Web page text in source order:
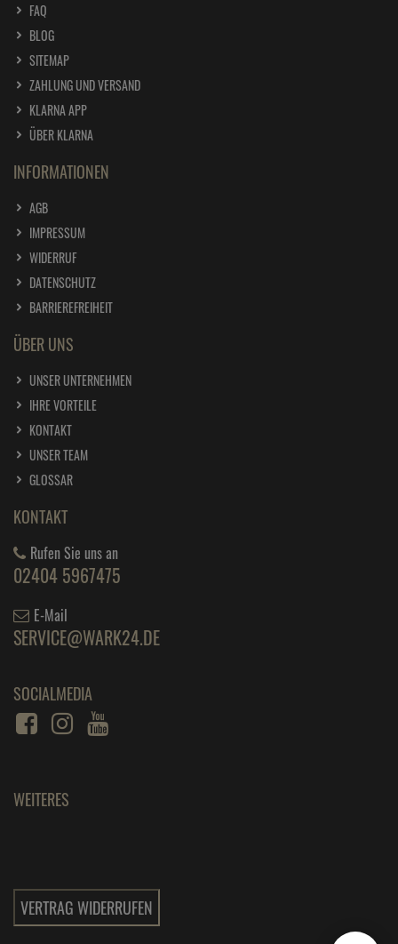
FAQ
BLOG
SITEMAP
ZAHLUNG UND VERSAND
KLARNA APP
ÜBER KLARNA
INFORMATIONEN
AGB
IMPRESSUM
WIDERRUF
DATENSCHUTZ
BARRIEREFREIHEIT
ÜBER UNS
UNSER UNTERNEHMEN
IHRE VORTEILE
KONTAKT
UNSER TEAM
GLOSSAR
KONTAKT
Rufen Sie uns an
02404 5967475
E-Mail
SERVICE@WARK24.DE
SOCIALMEDIA
WEITERES
VERTRAG WIDERRUFEN